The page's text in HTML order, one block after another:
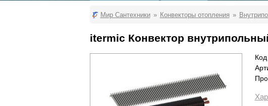
Мир Сантехники Конвекторы отопления
itermic Конвектор